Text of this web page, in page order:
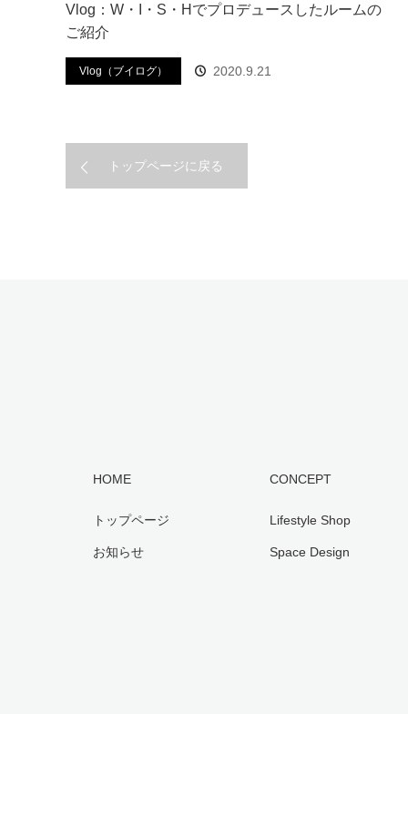
Vlog：W・I・S・Hでプロデュースしたルームの
ご紹介
Vlog（ブイログ） 2020.9.21
トップページに戻る
HOME
トップページ
お知らせ
CONCEPT
Lifestyle Shop
Space Design